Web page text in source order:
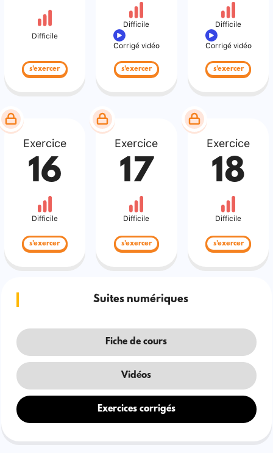
Difficile
s'exercer
Difficile
Corrigé vidéo
s'exercer
Difficile
Corrigé vidéo
s'exercer
Exercice
16
Difficile
s'exercer
Exercice
17
Difficile
s'exercer
Exercice
18
Difficile
s'exercer
Suites numériques
Fiche de cours
Vidéos
Exercices corrigés